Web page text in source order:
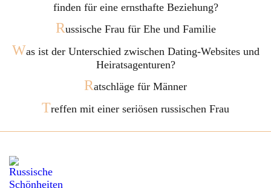
finden für eine ernsthafte Beziehung?
Russische Frau für Ehe und Familie
Was ist der Unterschied zwischen Dating-Websites und
Heiratsagenturen?
Ratschläge für Männer
Treffen mit einer seriösen russischen Frau